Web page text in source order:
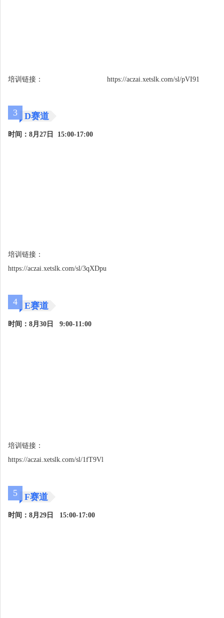
培训链接： https://aczai.xetslk.com/sl/pVI91
3 D赛道
时间：8月27日 15:00-17:00
培训链接：
https://aczai.xetslk.com/sl/3qXDpu
4 E赛道
时间：8月30日 9:00-11:00
培训链接：
https://aczai.xetslk.com/sl/1fT9Vl
5 F赛道
时间：8月29日 15:00-17:00